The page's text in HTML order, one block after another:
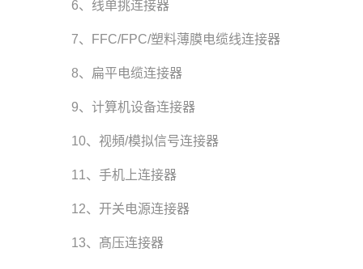
6、线单挑连接器
7、FFC/FPC/塑料薄膜电缆线连接器
8、扁平电缆连接器
9、计算机设备连接器
10、视頻/模拟信号连接器
11、手机上连接器
12、开关电源连接器
13、髙压连接器